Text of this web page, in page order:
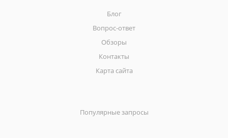
Блог
Вопрос-ответ
Обзоры
Контакты
Карта сайта
Популярные запросы